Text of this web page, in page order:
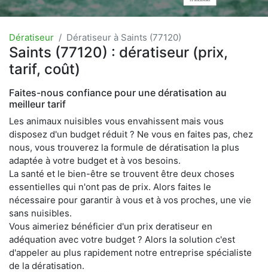
Dératiseur Dératiseur à Saints (77120)
Saints (77120) : dératiseur (prix,
tarif, coût)
Faites-nous confiance pour une dératisation au
meilleur tarif
Les animaux nuisibles vous envahissent mais vous
disposez d'un budget réduit ? Ne vous en faites pas, chez
nous, vous trouverez la formule de dératisation la plus
adaptée à votre budget et à vos besoins.
La santé et le bien-être se trouvent être deux choses
essentielles qui n'ont pas de prix. Alors faites le
nécessaire pour garantir à vous et à vos proches, une vie
sans nuisibles.
Vous aimeriez bénéficier d'un prix deratiseur en
adéquation avec votre budget ? Alors la solution c'est
d'appeler au plus rapidement notre entreprise spécialiste
de la dératisation.